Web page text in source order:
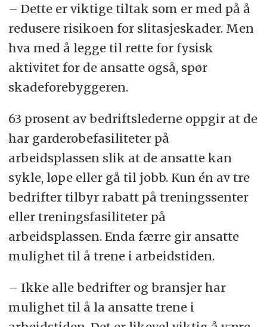
– Dette er viktige tiltak som er med på å
redusere risikoen for slitasjeskader. Men
hva med å legge til rette for fysisk
aktivitet for de ansatte også, spør
skadeforebyggeren.
63 prosent av bedriftslederne oppgir at de
har garderobefasiliteter på
arbeidsplassen slik at de ansatte kan
sykle, løpe eller gå til jobb. Kun én av tre
bedrifter tilbyr rabatt på treningssenter
eller treningsfasiliteter på
arbeidsplassen. Enda færre gir ansatte
mulighet til å trene i arbeidstiden.
– Ikke alle bedrifter og bransjer har
mulighet til å la ansatte trene i